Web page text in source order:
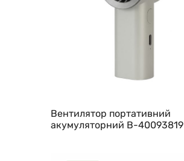
Вентилятор портативний
акумуляторний B-40093819